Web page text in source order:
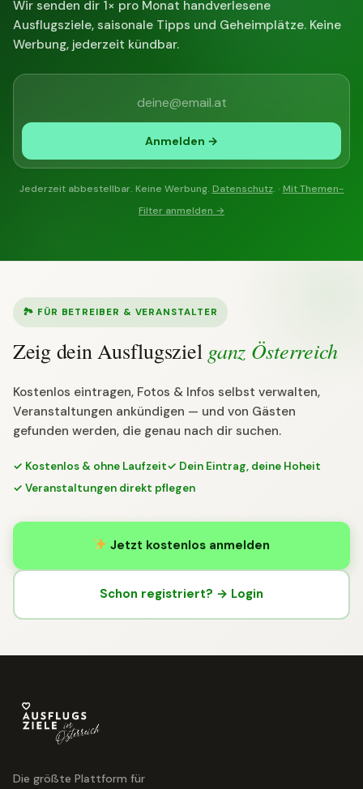
Wir senden dir 1× pro Monat handverlesene
Ausflugsziele, saisonale Tipps und Geheimplätze. Keine
Werbung, jederzeit kündbar.
Anmelden →
Jederzeit abbestellbar. Keine Werbung. Datenschutz. · Mit Themen-
Filter anmelden →
🏞 FÜR BETREIBER & VERANSTALTER
Zeig dein Ausflugsziel ganz Österreich
Kostenlos eintragen, Fotos & Infos selbst verwalten,
Veranstaltungen ankündigen — und von Gästen
gefunden werden, die genau nach dir suchen.
✓ Kostenlos & ohne Laufzeit✓ Dein Eintrag, deine Hoheit
✓ Veranstaltungen direkt pflegen
Jetzt kostenlos anmelden
Schon registriert? → Login
Die größte Plattform für